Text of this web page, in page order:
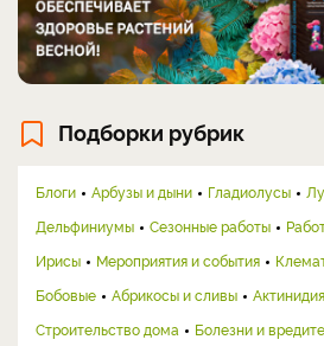
Подборки рубрик
Блоги Арбузы и дыни Гладиолусы
Дельфиниумы
Сезонные работы
Ирисы
Мероприятия и события
Бобовые
Абрикосы и сливы Актинидия
Строительство дома
Болезни и